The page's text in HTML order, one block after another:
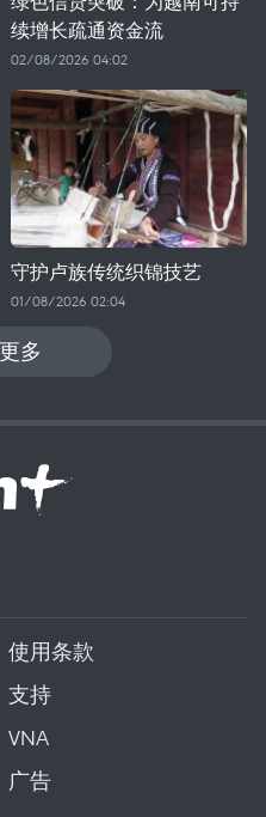
续增长疏通资金流
02/08/2026 04:02
守护卢族传统织锦技艺
01/08/2026 02:04
多
使用条款
支持
VNA
广告